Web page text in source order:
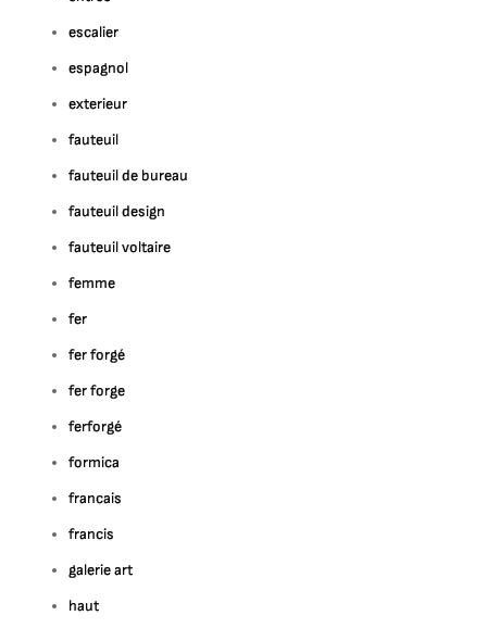
escalier
espagnol
exterieur
fauteuil
fauteuil de bureau
fauteuil design
fauteuil voltaire
femme
fer
fer forgé
fer forge
ferforgé
formica
francais
francis
galerie art
haut